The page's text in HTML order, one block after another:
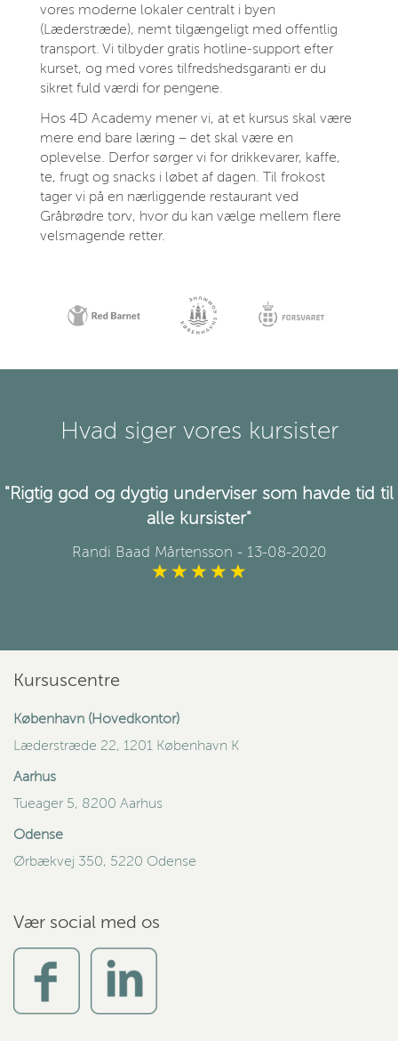
vores moderne lokaler centralt i byen
(Læderstræde), nemt tilgængeligt med offentlig
transport. Vi tilbyder gratis hotline‑support efter
kurset, og med vores tilfredshedsgaranti er du
sikret fuld værdi for pengene.
Hos 4D Academy mener vi, at et kursus skal være
mere end bare læring – det skal være en
oplevelse. Derfor sørger vi for drikkevarer, kaffe,
te, frugt og snacks i løbet af dagen. Til frokost
tager vi på en nærliggende restaurant ved
Gråbrødre torv, hvor du kan vælge mellem flere
velsmagende retter.
Hvad siger vores kursister
"Rigtig god og dygtig underviser som havde tid til
alle kursister"
Randi Baad Mårtensson - 13-08-2020
Kursuscentre
København (Hovedkontor)
Læderstræde 22, 1201 København K
Aarhus
Tueager 5, 8200 Aarhus
Odense
Ørbækvej 350, 5220 Odense
Vær social med os